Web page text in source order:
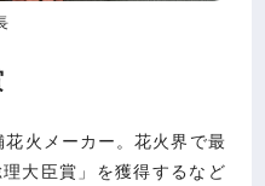
火メーカー。花火界で最
大臣賞」を獲得するなど